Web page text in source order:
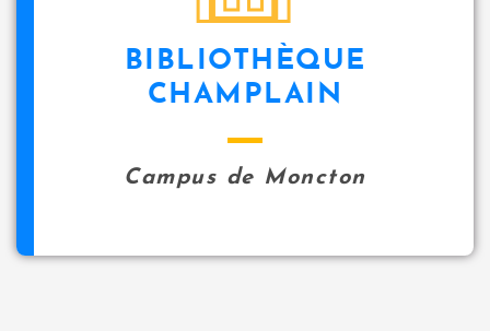
BIBLIOTHÈQUE
CHAMPLAIN
Campus de Moncton